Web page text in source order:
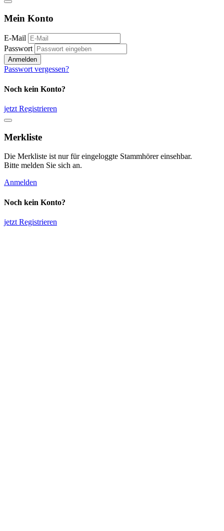
Mein Konto
E-Mail
Passwort
Anmelden
Passwort vergessen?
Noch kein Konto?
jetzt Registrieren
Merkliste
Die Merkliste ist nur für eingeloggte Stammhörer einsehbar.
Bitte melden Sie sich an.
Anmelden
Noch kein Konto?
jetzt Registrieren